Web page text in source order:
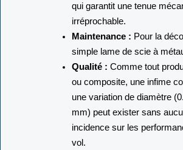
qui garantit une tenue
irréprochable.
Maintenance : Pour la
simple lame de scie à
Qualité : Comme tout
ou composite, une infime
une variation de diamètre
mm) peut exister sans
incidence sur les
vol.